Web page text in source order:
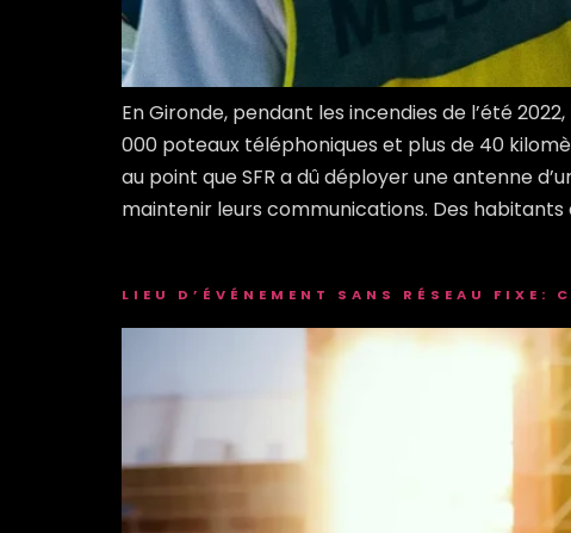
En Gironde, pendant les incendies de l’été
000 poteaux téléphoniques et plus de 40
au point que SFR a dû déployer une antenne
maintenir leurs communications. Des
LIEU D’ÉVÉNEMENT SANS RÉSEAU FIXE: